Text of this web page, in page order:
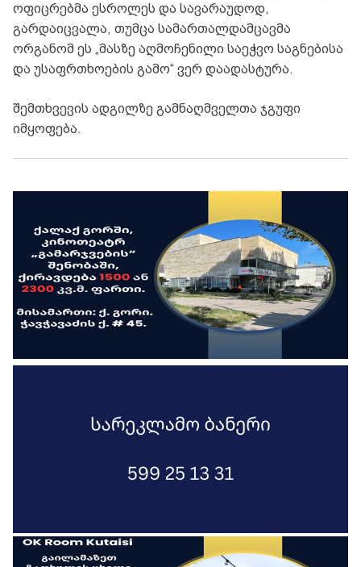
ოფიცრებმა ესროლეს და სავარაუდოდ,
გარდაიცვალა, თუმცა სამართალდამცავმა
ორგანომ ეს „მასზე აღმოჩენილი საეჭვო საგნებისა
და უსაფრთხოების გამო“ ვერ დაადასტურა.
შემთხვევის ადგილზე გამნაღმველთა ჯგუფი
იმყოფება.